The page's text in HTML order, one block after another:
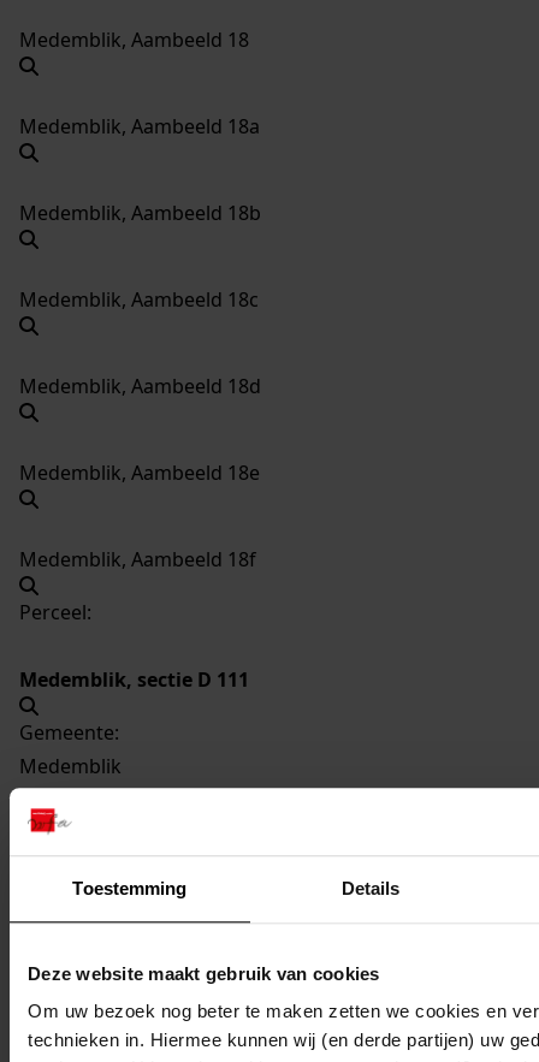
Toestemming Details
Deze website maakt gebruik van cookies
Om uw bezoek nog beter te maken zetten we cookies en
technieken in. Hiermee kunnen wij (en derde partijen) uw
Medemblik, Aambeeld 18
Medemblik, Aambeeld 18a
Medemblik, Aambeeld 18b
Medemblik, Aambeeld 18c
Medemblik, Aambeeld 18d
Medemblik, Aambeeld 18e
Medemblik, Aambeeld 18f
Perceel:
Medemblik, sectie D 111
Gemeente:
Medemblik
Medemblik
BVMED/00604
Vorige
Volgende
Gebruik CTRL + scroll om te scrollen